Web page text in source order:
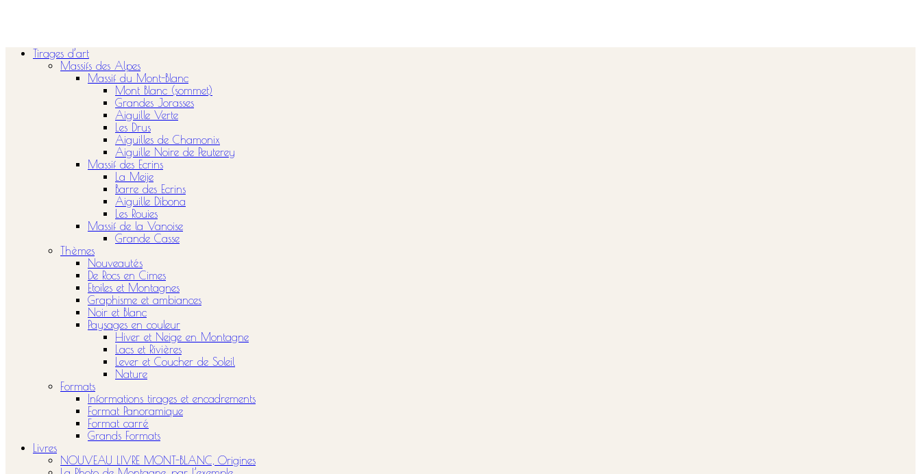
Tirages d’art
Massifs des Alpes
Massif du Mont-Blanc
Mont Blanc (sommet)
Grandes Jorasses
Aiguille Verte
Les Drus
Aiguilles de Chamonix
Aiguille Noire de Peuterey
Massif des Ecrins
La Meije
Barre des Ecrins
Aiguille Dibona
Les Rouies
Massif de la Vanoise
Grande Casse
Thèmes
Nouveautés
De Rocs en Cimes
Etoiles et Montagnes
Graphisme et ambiances
Noir et Blanc
Paysages en couleur
Hiver et Neige en Montagne
Lacs et Rivières
Lever et Coucher de Soleil
Nature
Formats
Informations tirages et encadrements
Format Panoramique
Format carré
Grands Formats
Livres
NOUVEAU LIVRE MONT-BLANC, Origines